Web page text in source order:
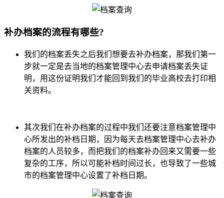
补办档案的流程有哪些?
我们的档案丢失之后我们想要去补办档案，那我们第一
步就一定是去当地的档案管理中心去申请档案丢失证
明，用这份证明我们才能回到我们的毕业高校去打印相
关资料。
其次我们在补办档案的过程中我们还要注意档案管理中
心所发出的补档日期，因为每天去档案管理中心去补办
档案的人员较多，而把我们的档案补办回来又需要一些
复杂的工序，所以可能补档时间过长，也导致了一些城
市的档案管理中心设置了补档日期。